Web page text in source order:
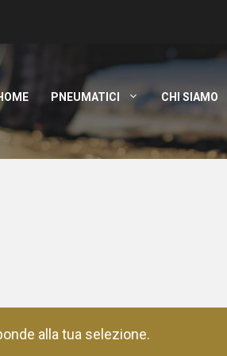
PNEUMATICI CHI SIAMO
alla tua selezione.